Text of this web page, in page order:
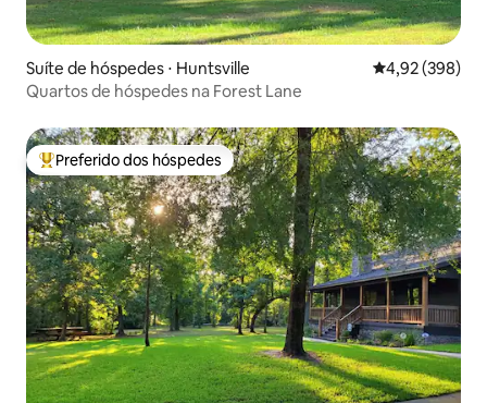
Suíte de hóspedes ⋅ Huntsville 4,92 de uma
4,92 (398)
Quartos de hóspedes na Forest Lane
Entre os melhores preferidos dos hóspedes
Preferido dos hóspedes